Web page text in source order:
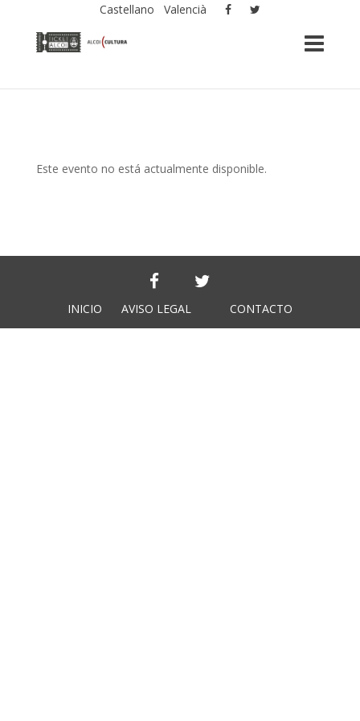
Castellano Valencià
Este evento no está actualmente disponible.
INICIO AVISO LEGAL CONTACTO